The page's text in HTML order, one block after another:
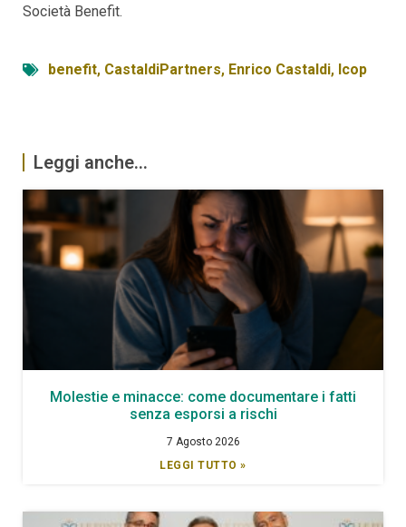
Società Benefit.
benefit, CastaldiPartners, Enrico Castaldi, Icop
Leggi anche...
Molestie e minacce: come documentare i fatti
senza esporsi a rischi
7 Agosto 2026
LEGGI TUTTO »